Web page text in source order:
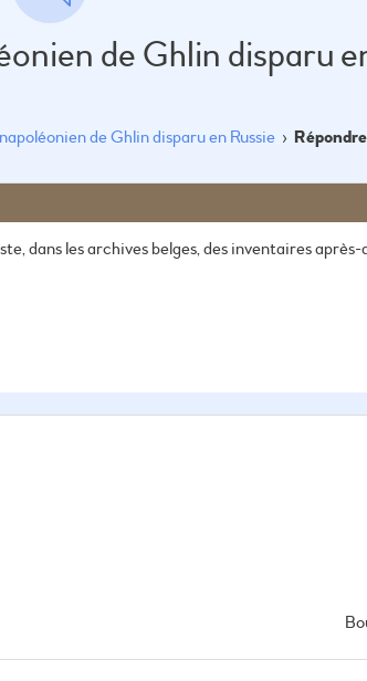
de Ghlin disparu
de Ghlin disparu en Russie ›
dans les archives belges, des inventaires